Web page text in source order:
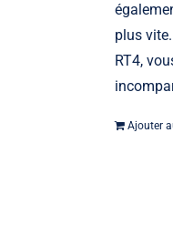
plus
RT4,
Ajouter